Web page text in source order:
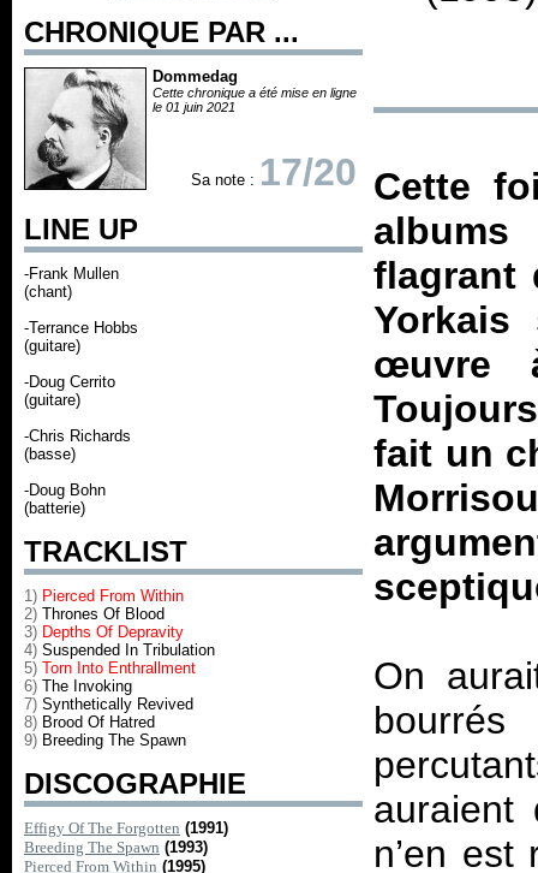
CHRONIQUE PAR ...
Dommedag
Cette chronique a été mise en ligne
le 01 juin 2021
Sa note : 17/20
LINE UP
-Frank Mullen
(chant)
-Terrance Hobbs
(guitare)
-Doug Cerrito
(guitare)
-Chris Richards
(basse)
-Doug Bohn
(batterie)
TRACKLIST
1) Pierced From Within
2) Thrones Of Blood
3) Depths Of Depravity
4) Suspended In Tribulation
5) Torn Into Enthrallment
6) The Invoking
7) Synthetically Revived
8) Brood Of Hatred
9) Breeding The Spawn
DISCOGRAPHIE
Effigy Of The Forgotten (1991)
Breeding The Spawn (1993)
Pierced From Within (1995)
Cette
flagrant
œuvre
fait un
On
auraient
n’en